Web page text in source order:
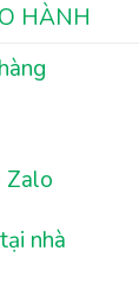
HÀNH
nhà